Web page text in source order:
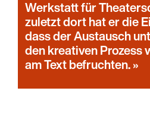
Werkstatt für
zuletzt dort hat er die
dass der Austausch
den kreativen Prozess
am Text befruchten.